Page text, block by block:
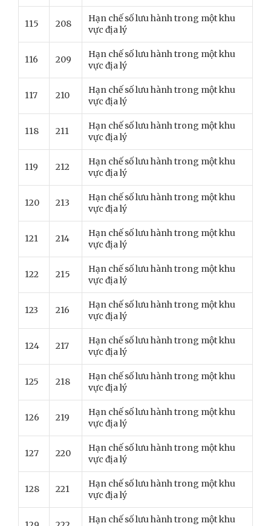
115 208
Hạn chế số lưu hành trong một khu
vực địa lý
116 209
Hạn chế số lưu hành trong một khu
vực địa lý
117 210
Hạn chế số lưu hành trong một khu
vực địa lý
118 211
Hạn chế số lưu hành trong một khu
vực địa lý
119 212
Hạn chế số lưu hành trong một khu
vực địa lý
120 213
Hạn chế số lưu hành trong một khu
vực địa lý
121 214
Hạn chế số lưu hành trong một khu
vực địa lý
122 215
Hạn chế số lưu hành trong một khu
vực địa lý
123 216
Hạn chế số lưu hành trong một khu
vực địa lý
124 217
Hạn chế số lưu hành trong một khu
vực địa lý
125 218
Hạn chế số lưu hành trong một khu
vực địa lý
126 219
Hạn chế số lưu hành trong một khu
vực địa lý
127 220
Hạn chế số lưu hành trong một khu
vực địa lý
128 221
Hạn chế số lưu hành trong một khu
vực địa lý
Hạn chế số lưu hành trong một khu